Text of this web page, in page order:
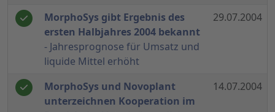
MorphoSys gibt Ergebnis des
ersten Halbjahres 2004 bekannt
- Jahresprognose für Umsatz und
liquide Mittel erhöht
29.07.2004
MorphoSys und Novoplant
unterzeichnen Kooperation im
14.07.2004